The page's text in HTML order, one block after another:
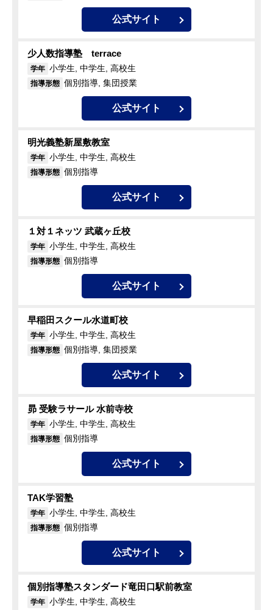
公式サイト
少人数指導塾 terrace
学年 小学生, 中学生, 高校生
指導形態 個別指導, 集団授業
公式サイト
明光義塾新屋敷教室
学年 小学生, 中学生, 高校生
指導形態 個別指導
公式サイト
１対１ネッツ 武蔵ヶ丘校
学年 小学生, 中学生, 高校生
指導形態 個別指導
公式サイト
早稲田スクール水道町校
学年 小学生, 中学生, 高校生
指導形態 個別指導, 集団授業
公式サイト
昴 受験ラサール 水前寺校
学年 小学生, 中学生, 高校生
指導形態 個別指導
公式サイト
TAK学習塾
学年 小学生, 中学生, 高校生
指導形態 個別指導
公式サイト
個別指導塾スタンダード竜田口駅前教室
学年 小学生, 中学生, 高校生